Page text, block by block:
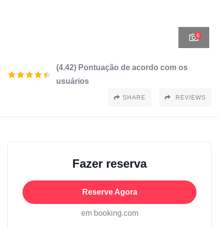
6
(4.42) Pontuação de acordo com os
usuários
SHARE REVIEWS
Fazer reserva
Reserve Agora
em booking.com